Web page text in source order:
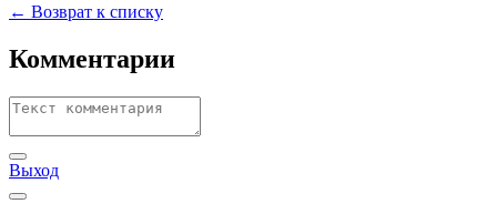
← Возврат к списку
Комментарии
Выход